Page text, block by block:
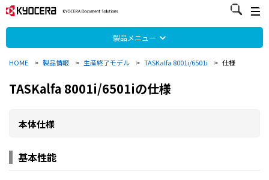
製品メニュー
HOME > 製品情報 > 生産終了モデル > TASKalfa 8001i/6501i > 仕様
TASKalfa 8001i/6501iの仕様
本体仕様
基本性能